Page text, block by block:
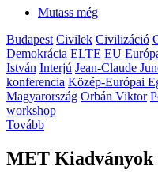
Mutass még
Budapest Civilek Civilizáció
Demokrácia ELTE EU
István Interjú Jean-Claude
konferencia Közép-Európai
Magyarország Orbán Viktor
workshop
Tovább
MET Kiadványok